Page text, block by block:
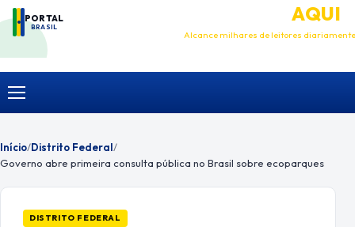
PORTAL
BRASIL
ANUNCIEAQUI
Alcance milhares de leitores diariamente
Menu
Início/Distrito Federal/
Governo abre primeira consulta pública no Brasil sobre ecoparques
DISTRITO FEDERAL